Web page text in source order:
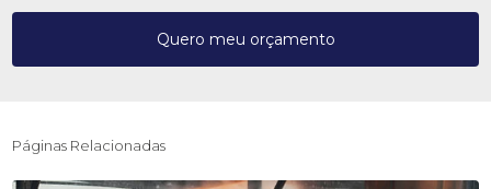
Quero meu orçamento
Páginas Relacionadas